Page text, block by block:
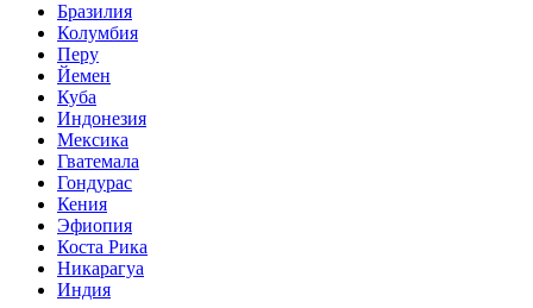
Бразилия
Колумбия
Перу
Йемен
Куба
Индонезия
Мексика
Гватемала
Гондурас
Кения
Эфиопия
Коста Рика
Никарагуа
Индия